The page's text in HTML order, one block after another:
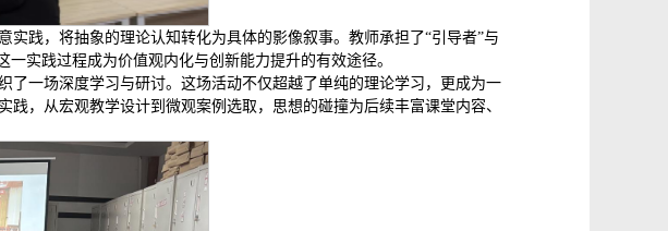
践，将抽象的理论认知转化为具体的影像叙事。教师承担了“引导者”与
实践过程成为价值观内化与创新能力提升的有效途径。
了一场深度学习与研讨。这场活动不仅超越了单纯的理论学习，更成为一
，从宏观教学设计到微观案例选取，思想的碰撞为后续丰富课堂内容、